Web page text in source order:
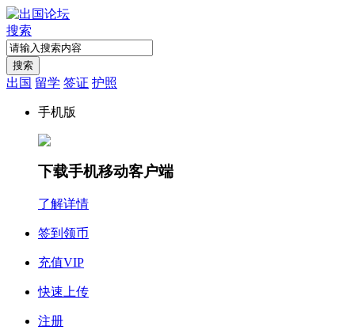
搜索
搜索
出国 留学 签证 护照
手机版
下载手机移动客户端
了解详情
签到领币
充值VIP
快速上传
注册